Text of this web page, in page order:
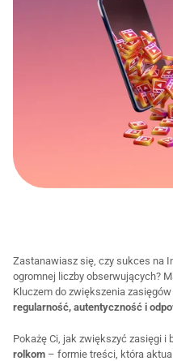
Zastanawiasz się, czy sukces na
ogromnej liczby obserwujących?
regularność, autentyczność i
rolkom – formie treści, która